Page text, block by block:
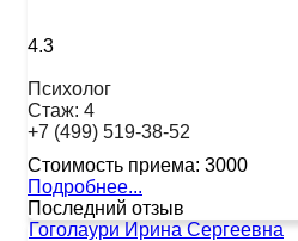
4.3
Психолог
Стаж: 4
+7 (499) 519-38-52
Стоимость приема: 3000
Подробнее...
Последний отзыв
Гоголаури Ирина Сергеевна